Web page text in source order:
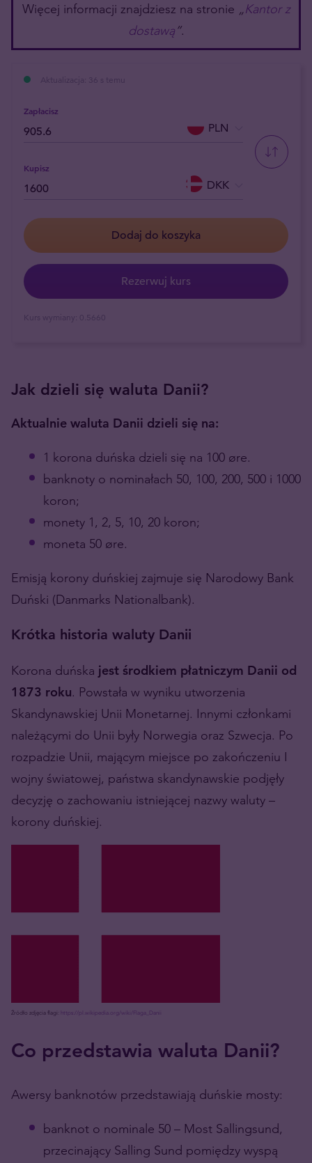
Więcej informacji znajdziesz na stronie „Kantor z
dostawą”.
Aktualizacja: 36 s temu
Zapłacisz
PLN
Kupisz
DKK
Dodaj do koszyka
Rezerwuj kurs
Kurs wymiany: 0.5660
Jak dzieli się waluta Danii?
Aktualnie waluta Danii dzieli się na:
1 korona duńska dzieli się na 100 øre.
banknoty o nominałach 50, 100, 200, 500 i 1000
koron;
monety 1, 2, 5, 10, 20 koron;
moneta 50 øre.
Emisją korony duńskiej zajmuje się Narodowy Bank
Duński (Danmarks Nationalbank).
Krótka historia waluty Danii
Korona duńska jest środkiem płatniczym Danii od
1873 roku. Powstała w wyniku utworzenia
Skandynawskiej Unii Monetarnej. Innymi członkami
należącymi do Unii były Norwegia oraz Szwecja. Po
rozpadzie Unii, mającym miejsce po zakończeniu I
wojny światowej, państwa skandynawskie podjęły
decyzję o zachowaniu istniejącej nazwy waluty –
korony duńskiej.
Źródło zdjęcia flagi: https://pl.wikipedia.org/wiki/Flaga_Danii
Co przedstawia waluta Danii?
Awersy banknotów przedstawiają duńskie mosty:
banknot o nominale 50 – Most Sallingsund,
przecinający Salling Sund pomiędzy wyspą